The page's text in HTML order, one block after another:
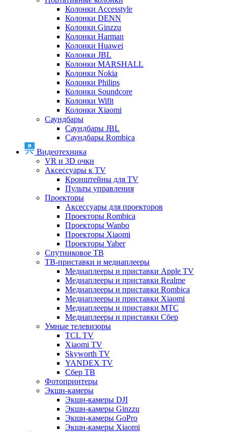
Колонки Accesstyle
Колонки DENN
Колонки Ginzzu
Колонки Harman
Колонки Huawei
Колонки JBL
Колонки MARSHALL
Колонки Nokia
Колонки Philips
Колонки Soundcore
Колонки Wifit
Колонки Xiaomi
Саундбары
Саундбары JBL
Саундбары Rombica
Видеотехника
VR и 3D очки
Аксессуары к TV
Кронштейны для TV
Пульты управления
Проекторы
Аксессуары для проекторов
Проекторы Rombica
Проекторы Wanbo
Проекторы Xiaomi
Проекторы Yaber
Спутниковое ТВ
ТВ-приставки и медиаплееры
Медиаплееры и приставки Apple TV
Медиаплееры и приставки Realme
Медиаплееры и приставки Rombica
Медиаплееры и приставки Xiaomi
Медиаплееры и приставки МТС
Медиаплееры и приставки Сбер
Умные телевизоры
TCL TV
Xiaomi TV
Skyworth TV
YANDEX TV
Сбер ТВ
Фотопринтеры
Экшн-камеры
Экшн-камеры DJI
Экшн-камеры Ginzzu
Экшн-камеры GoPro
Экшн-камеры Xiaomi